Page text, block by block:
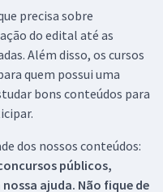
precisa sobre
do edital até as
Além disso, os cursos
quem possui uma
bons conteúdos para
dos nossos conteúdos:
públicos,
nossa ajuda. Não fique de